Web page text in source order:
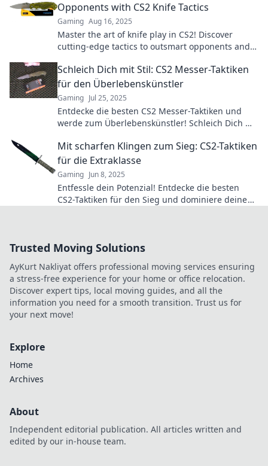
Opponents with CS2 Knife Tactics
Gaming Aug 16, 2025
Master the art of knife play in CS2! Discover
cutting-edge tactics to outsmart opponents and
Schleich Dich mit Stil: CS2 Messer-Taktiken
für den Überlebenskünstler
Gaming Jul 25, 2025
Entdecke die besten CS2 Messer-Taktiken und
werde zum Überlebenskünstler! Schleich Dich mit
Mit scharfen Klingen zum Sieg: CS2-Taktiken
für die Extraklasse
Gaming Jun 8, 2025
Entfessle dein Potenzial! Entdecke die besten
CS2-Taktiken für den Sieg und dominiere deine
Trusted Moving Solutions
AyKurt Nakliyat offers professional moving services ensuring
a stress-free experience for your home or office relocation.
Discover expert tips, local moving guides, and all the
information you need for a smooth transition. Trust us for
your next move!
Explore
Home
Archives
About
Independent editorial publication. All articles written and
edited by our in-house team.